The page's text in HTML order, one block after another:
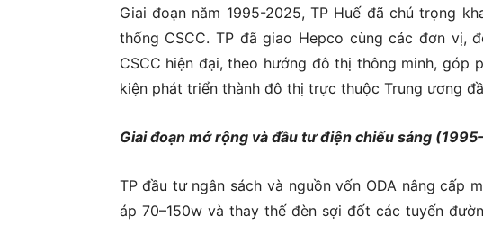
Giai đoạn năm 1995-2025, TP Huế đã chú trọng
thống CSCC. TP đã giao Hepco cùng các đơn
CSCC hiện đại, theo hướng đô thị thông minh, góp
kiện phát triển thành đô thị trực thuộc Trung ương
Giai đoạn mở rộng và đầu tư điện chiếu sáng
TP đầu tư ngân sách và nguồn vốn ODA nâng cấp
áp 70–150w và thay thế đèn sợi đốt các tuyến